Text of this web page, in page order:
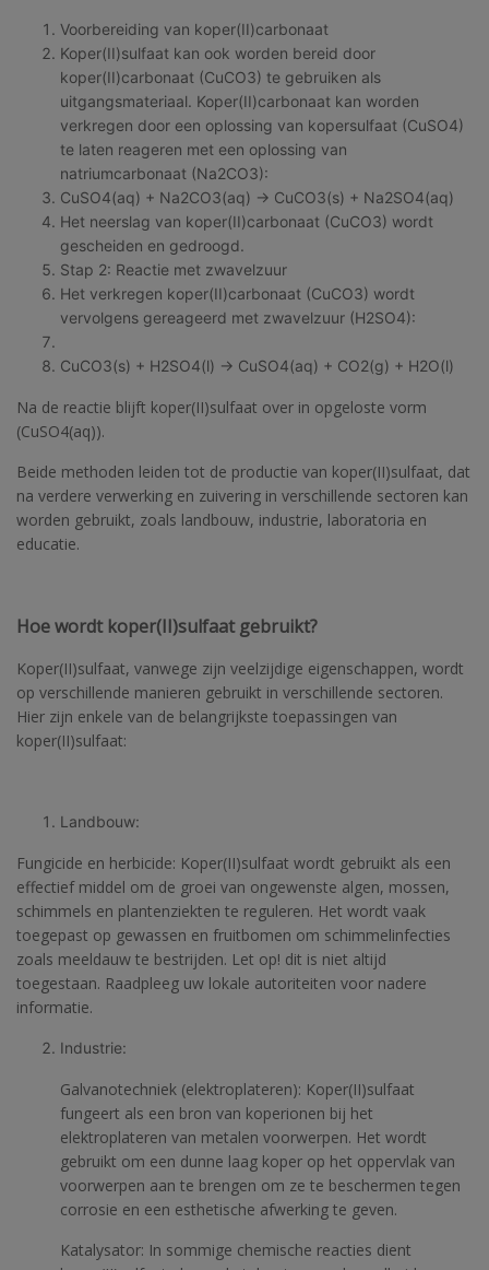
Voorbereiding van koper(II)carbonaat
Koper(II)sulfaat kan ook worden bereid door
koper(II)carbonaat (CuCO3) te gebruiken als
uitgangsmateriaal. Koper(II)carbonaat kan worden
verkregen door een oplossing van kopersulfaat (CuSO4)
te laten reageren met een oplossing van
natriumcarbonaat (Na2CO3):
CuSO4(aq) + Na2CO3(aq) → CuCO3(s) + Na2SO4(aq)
Het neerslag van koper(II)carbonaat (CuCO3) wordt
gescheiden en gedroogd.
Stap 2: Reactie met zwavelzuur
Het verkregen koper(II)carbonaat (CuCO3) wordt
vervolgens gereageerd met zwavelzuur (H2SO4):
CuCO3(s) + H2SO4(l) → CuSO4(aq) + CO2(g) + H2O(l)
Na de reactie blijft koper(II)sulfaat over in opgeloste vorm
(CuSO4(aq)).
Beide methoden leiden tot de productie van koper(II)sulfaat, dat
na verdere verwerking en zuivering in verschillende sectoren kan
worden gebruikt, zoals landbouw, industrie, laboratoria en
educatie.
Hoe wordt koper(II)sulfaat gebruikt?
Koper(II)sulfaat, vanwege zijn veelzijdige eigenschappen, wordt
op verschillende manieren gebruikt in verschillende sectoren.
Hier zijn enkele van de belangrijkste toepassingen van
koper(II)sulfaat:
Landbouw:
Fungicide en herbicide: Koper(II)sulfaat wordt gebruikt als een
effectief middel om de groei van ongewenste algen, mossen,
schimmels en plantenziekten te reguleren. Het wordt vaak
toegepast op gewassen en fruitbomen om schimmelinfecties
zoals meeldauw te bestrijden. Let op! dit is niet altijd
toegestaan. Raadpleeg uw lokale autoriteiten voor nadere
informatie.
Industrie:
Galvanotechniek (elektroplateren): Koper(II)sulfaat
fungeert als een bron van koperionen bij het
elektroplateren van metalen voorwerpen. Het wordt
gebruikt om een dunne laag koper op het oppervlak van
voorwerpen aan te brengen om ze te beschermen tegen
corrosie en een esthetische afwerking te geven.
Katalysator: In sommige chemische reacties dient